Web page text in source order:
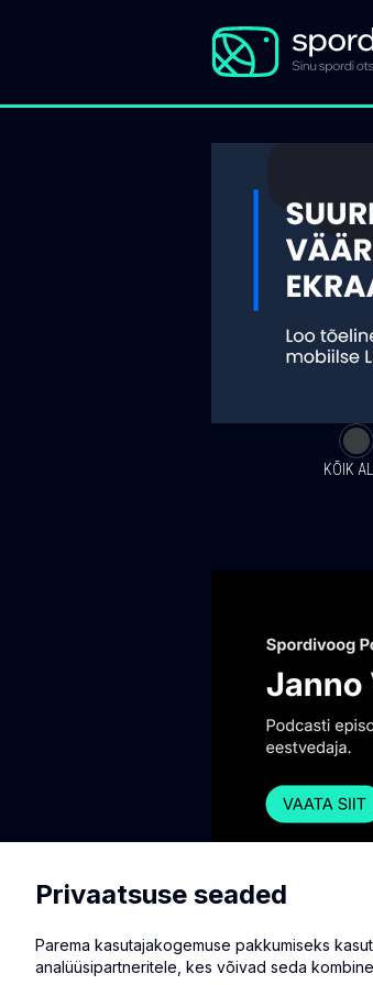
KÕIK
19:50 Meistrite
Privaatsuse seaded
Parema kasutajakogemuse pakkumiseks
analüüsipartneritele, kes võivad seda